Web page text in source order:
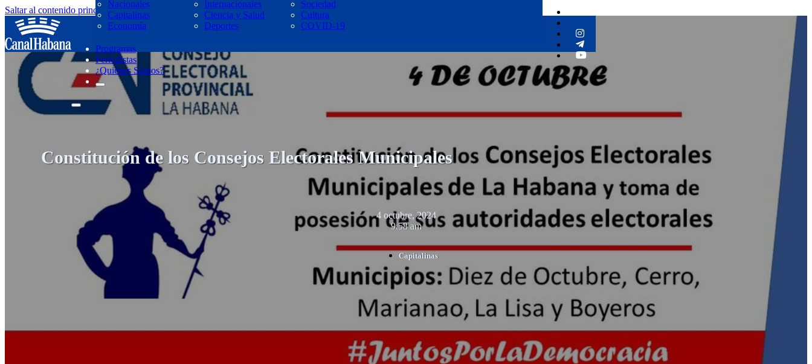
Saltar al contenido principal Saltar al pie de página
Nacionales Internacionales
Sociedad
Capitalinas
Ciencia y Salud
Cultura
Economía
Deportes COVID-19
Programas
Periodistas
¿Quiénes Somos?
regresar
Constitución de los Consejos Electorales Municipales
4 octubre, 2024
9:58 am
Capitalinas